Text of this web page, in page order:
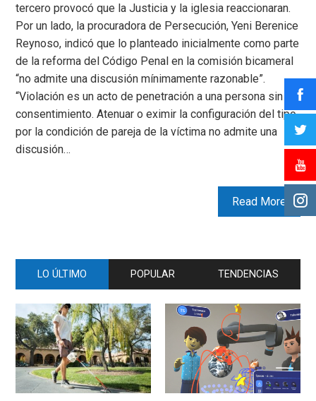
tercero provocó que la Justicia y la iglesia reaccionaran.
Por un lado, la procuradora de Persecución, Yeni Berenice
Reynoso, indicó que lo planteado inicialmente como parte
de la reforma del Código Penal en la comisión bicameral
“no admite una discusión mínimamente razonable”.
“Violación es un acto de penetración a una persona sin su
consentimiento. Atenuar o eximir la configuración del tipo
por la condición de pareja de la víctima no admite una
discusión…
Read More
LO ÚLTIMO POPULAR TENDENCIAS